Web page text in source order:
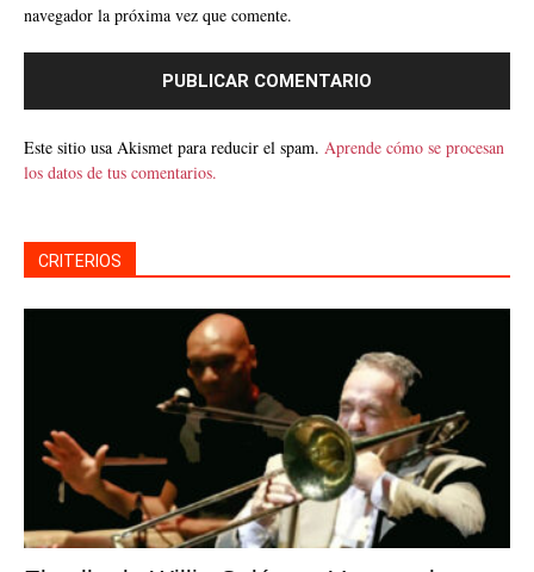
navegador la próxima vez que comente.
Este sitio usa Akismet para reducir el spam. Aprende cómo se procesan
los datos de tus comentarios.
CRITERIOS